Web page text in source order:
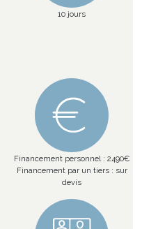
10 jours
Financement personnel : 2490€
Financement par un tiers : sur
devis